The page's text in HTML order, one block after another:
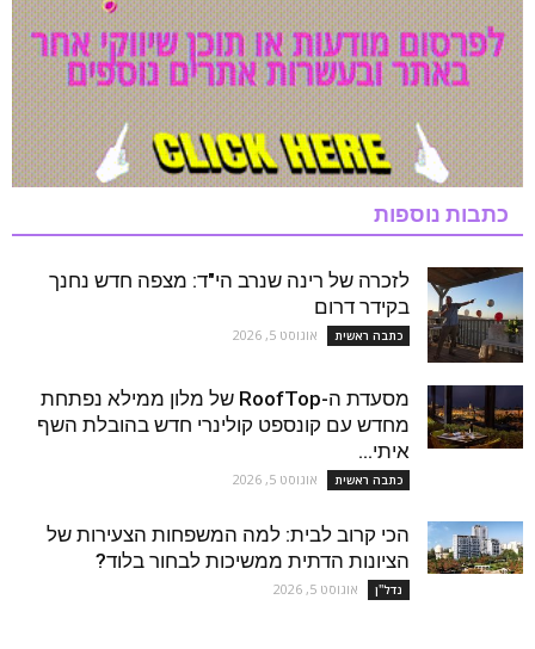
כתבות נוספות
לזכרה של רינה שנרב הי"ד: מצפה חדש נחנך
בקידר דרום
כתבה ראשית אוגוסט 5, 2026
מסעדת ה-RoofTop של מלון ממילא נפתחת
מחדש עם קונספט קולינרי חדש בהובלת השף
איתי...
כתבה ראשית אוגוסט 5, 2026
הכי קרוב לבית: למה המשפחות הצעירות של
הציונות הדתית ממשיכות לבחור בלוד?
נדל''ן אוגוסט 5, 2026